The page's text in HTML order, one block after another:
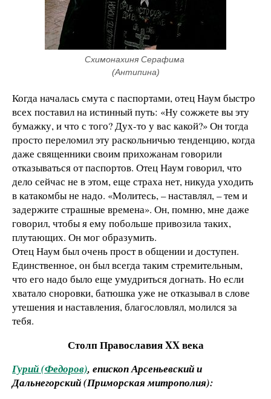
Схимонахиня Серафима
(Антипина)
Когда началась смута с паспортами, отец Наум быстро
всех поставил на истинный путь: «Ну сожжете вы эту
бумажку, и что с того? Дух-то у вас какой?» Он тогда
просто переломил эту раскольничью тенденцию, когда
даже священники своим прихожанам говорили
отказываться от паспортов. Отец Наум говорил, что
дело сейчас не в этом, еще страха нет, никуда уходить
в катакомбы не надо. «Молитесь, – наставлял, – тем и
задержите страшные времена». Он, помню, мне даже
говорил, чтобы я ему побольше привозила таких,
плутающих. Он мог образумить.
Отец Наум был очень прост в общении и доступен.
Единственное, он был всегда таким стремительным,
что его надо было еще умудриться догнать. Но если
хватало сноровки, батюшка уже не отказывал в слове
утешения и наставления, благословлял, молился за
тебя.
Столп Православия XX века
Гурий (Федоров), епископ Арсеньевский и
Дальнегорский (Приморская митрополия):